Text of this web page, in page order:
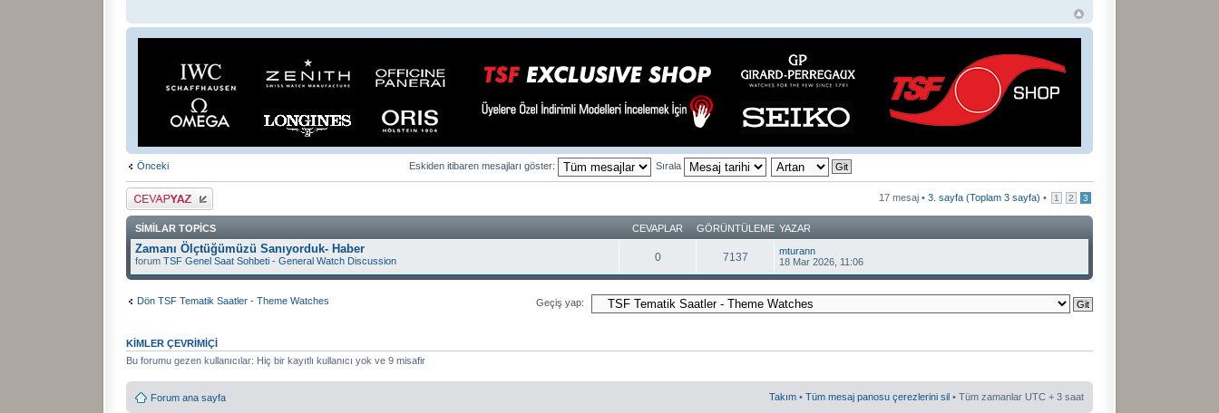
Önceki Eskiden itibaren mesajları göster: Sırala
Cevap gönder 17 mesaj • 3 . sayfa (Toplam 3 sayfa) • 1 2 3
SIMILAR TOPICS CEVAPLAR GÖRÜNTÜLEME YAZAR
Zamanı Ölçtüğümüzü Sanıyorduk- Haber
forum TSF Genel Saat Sohbeti - General Watch Discussion 0 7137
mturann
18 Mar 2026, 11:06
Dön TSF Tematik Saatler - Theme Watches Geçiş yap:
KIMLER ÇEVRIMIÇI
Bu forumu gezen kullanıcılar: Hiç bir kayıtlı kullanıcı yok ve 9 misafir
Forum ana sayfa Takım • Tüm mesaj panosu çerezlerini sil • Tüm zamanlar UTC + 3 saat